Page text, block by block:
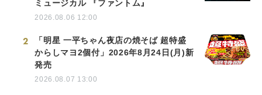
ミュージカル 『ファントム』
2026.08.06 12:00
2
「明星 一平ちゃん夜店の焼そば 超特盛
からしマヨ2個付」2026年8月24日(月)新
発売
2026.08.07 13:00